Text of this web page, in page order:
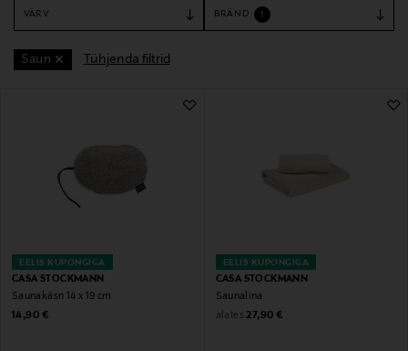
VÄRV BRÄND
Saun Tühjenda filtrid
EELIS KUPONGIGA
CASA STOCKMANN
Saunakäsn 14 x 19 cm
Original Price
14,90 €
EELIS KUPONGIGA
CASA STOCKMANN
Saunalina
alates Original Price
27,90 €